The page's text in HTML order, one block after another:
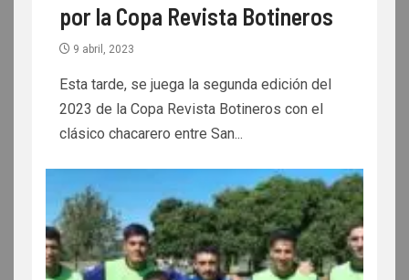
por la Copa Revista Botineros
9 abril, 2023
Esta tarde, se juega la segunda edición del
2023 de la Copa Revista Botineros con el
clásico chacarero entre San...